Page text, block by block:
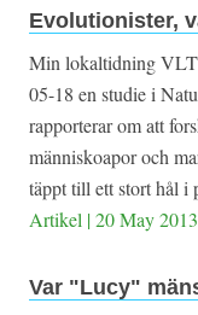
Evolutionister,
Min lokaltidning
05-18 en studie i
rapporterar om att
människoapor och
täppt till ett stort hål i
Artikel | 20 May 2013
Var "Lucy"